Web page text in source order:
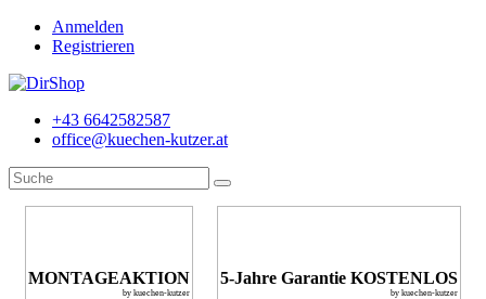
Anmelden
Registrieren
+43 6642582587
office@kuechen-kutzer.at
MONTAGEAKTION
by kuechen-kutzer
5-Jahre Garantie KOSTENLOS
by kuechen-kutzer